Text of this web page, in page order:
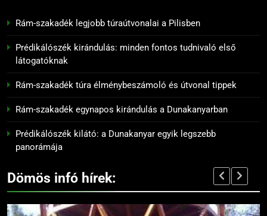
9
Rám-szakadék titkos panoráma
KIRÁNDULÓKNAK- TURÁZÓKNAK
11
érdemes megnézni a
Rám-szakadék legjobb túraútvonalai a Pilisben
Prédikálószék kirándulás: minden fontos tudnivaló első
látogatóknak
Rám-szakadék túra élménybeszámoló és útvonal tippek
Rám-szakadék egynapos kirándulás a Dunakanyarban
Prédikálószék kilátó: a Dunakanyar egyik legszebb
panorámája
Dömös infó hírek:
136
KIRÁNDULÓKNAK- TURÁZÓKNAK
137